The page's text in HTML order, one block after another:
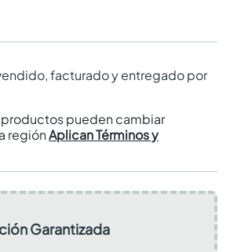
facturado y entregado por
pueden cambiar
regiónAplican Términos y
Garantizada